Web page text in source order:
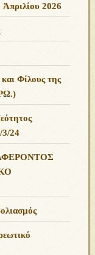
2026
Φίλους της
3/24